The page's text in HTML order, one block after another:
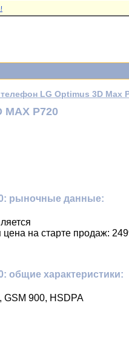
LG Optimus 3D Max
P720
рыночные данные:
на старте продаж:
общие характеристики:
GSM 900, HSDPA